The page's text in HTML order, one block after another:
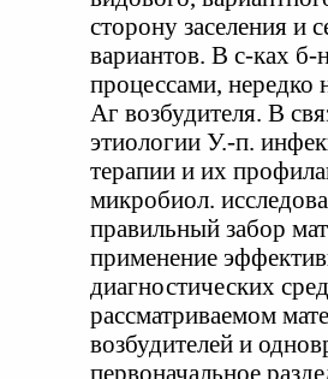
сторону заселения и
вариантов. В с-ках
процессами, нередко
Аг возбудителя. В
этиологии У.-п.
терапии и их
микробиол.
правильный забор
применение
диагностических
рассматриваемом
возбудителей и
первоначальное